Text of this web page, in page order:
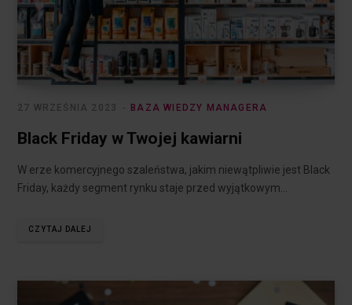
BAZA WIEDZY MANAGERA
27 WRZEŚNIA 2023
Black Friday w Twojej kawiarni
W erze komercyjnego szaleństwa, jakim niewątpliwie jest Black
Friday, każdy segment rynku staje przed wyjątkowym…
CZYTAJ DALEJ